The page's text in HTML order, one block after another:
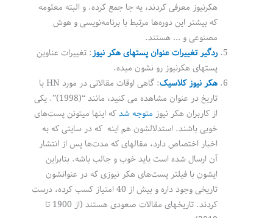
هکرنیوز معرفی کردند، یه جا جمع کرده. و البته معلومه
که بیشتر این دوره‌ها مرتبط با برنامه‌نویسی و هوش
مصنوعی و … هستند.
ردگیر تغییرات عنوان پستهای هکر نیوز: تغییرات عناوین
پستهای هکرنیوز رو نشون میده.
هکر نیوز کلاسیک
: گاهی اوقات مقالاتی در مورد HN با
تاریخ در عنوان مشاهده می کنید، مانند “(1998)”. یکی
از کاربران هکر نیوز متوجه شدکه اینها میتونن پست‌های
خوبی باشند. استدلالشون هم اینه که در سایتی که به
اخبار اختصاص دارد، مقالهای که مدت‌ها پس از انتشار
آن ارسال شده است باید خوب و جالب باشه. بنابراین
ایشون با فیلتر پست‌های هکر نیوزی که در عنوانشون
تاریخی وجود داره و بیش از 40 امتیاز کسب کرده، درست
کردند. تاریخهای مقالات صعودی هستند (از 1900 تا